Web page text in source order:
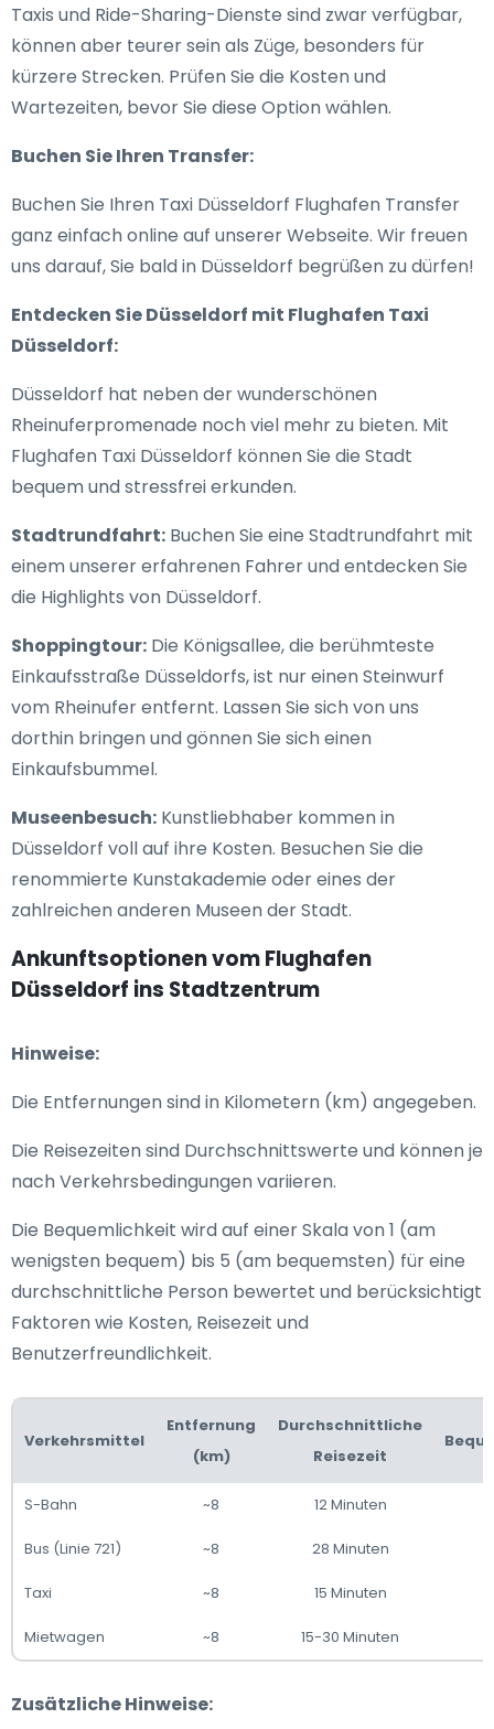
Taxis und Ride-Sharing-Dienste sind zwar verfügbar,
können aber teurer sein als Züge, besonders für
kürzere Strecken. Prüfen Sie die Kosten und
Wartezeiten, bevor Sie diese Option wählen.
Buchen Sie Ihren Transfer:
Buchen Sie Ihren Taxi Düsseldorf Flughafen Transfer
ganz einfach online auf unserer Webseite. Wir freuen
uns darauf, Sie bald in Düsseldorf begrüßen zu dürfen!
Entdecken Sie Düsseldorf mit Flughafen Taxi
Düsseldorf:
Düsseldorf hat neben der wunderschönen
Rheinuferpromenade noch viel mehr zu bieten. Mit
Flughafen Taxi Düsseldorf können Sie die Stadt
bequem und stressfrei erkunden.
Stadtrundfahrt: Buchen Sie eine Stadtrundfahrt mit
einem unserer erfahrenen Fahrer und entdecken Sie
die Highlights von Düsseldorf.
Shoppingtour: Die Königsallee, die berühmteste
Einkaufsstraße Düsseldorfs, ist nur einen Steinwurf
vom Rheinufer entfernt. Lassen Sie sich von uns
dorthin bringen und gönnen Sie sich einen
Einkaufsbummel.
Museenbesuch: Kunstliebhaber kommen in
Düsseldorf voll auf ihre Kosten. Besuchen Sie die
renommierte Kunstakademie oder eines der
zahlreichen anderen Museen der Stadt.
Ankunftsoptionen vom Flughafen
Düsseldorf ins Stadtzentrum
Hinweise:
Die Entfernungen sind in Kilometern (km) angegeben.
Die Reisezeiten sind Durchschnittswerte und können je
nach Verkehrsbedingungen variieren.
Die Bequemlichkeit wird auf einer Skala von 1 (am
wenigsten bequem) bis 5 (am bequemsten) für eine
durchschnittliche Person bewertet und berücksichtigt
Faktoren wie Kosten, Reisezeit und
Benutzerfreundlichkeit.
Verkehrsmittel
Entfernung
(km)
Durchschnittliche
Reisezeit
S-Bahn ~8 12 Minuten
Bus (Linie 721) ~8 28 Minuten
Taxi ~8 15 Minuten
Mietwagen ~8 15-30 Minuten
Zusätzliche Hinweise: